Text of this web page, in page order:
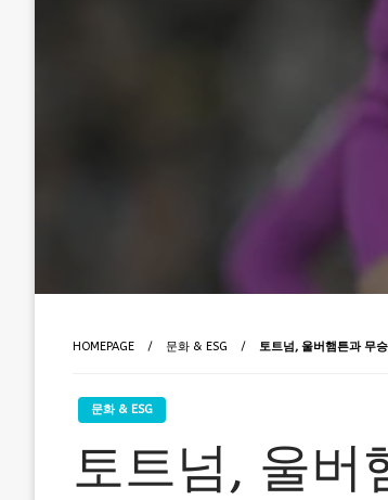
HOMEPAGE 문화 & ESG 토트넘, 울버햄튼과 무
문화 & ESG
토트넘, 울버